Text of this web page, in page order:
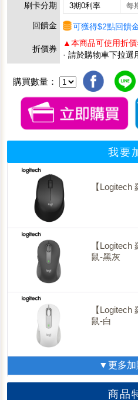
刷卡分期
3期0利率 每
回饋金 可獲得$2點回饋
折價券
▲本商品可使用折
· 請於購物車下拉選
購買數量：
我要
【
【
鼠-黑灰
【
鼠-白
▼更多
商品